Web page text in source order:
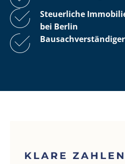
Steuerliche
bei Berlin